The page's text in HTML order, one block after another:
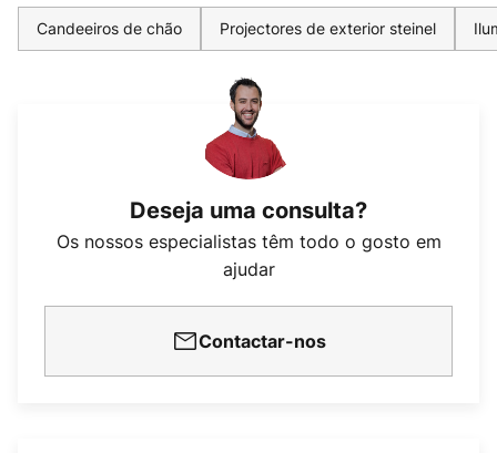
Candeeiros de chão Projectores de exterior steinel
Deseja uma consulta?
Os nossos especialistas têm todo o gosto em
ajudar
Contactar-nos